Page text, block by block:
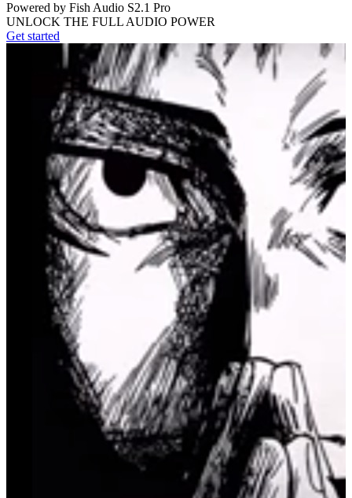
Powered by Fish Audio S2.1 Pro
UNLOCK THE FULL AUDIO POWER
Get started